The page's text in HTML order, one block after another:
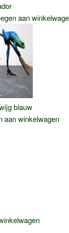
aan
blauw
aan winkelwagen